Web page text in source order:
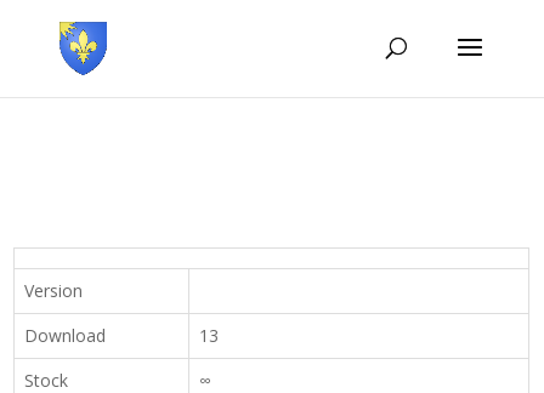
Version
Download
13
Stock
∞